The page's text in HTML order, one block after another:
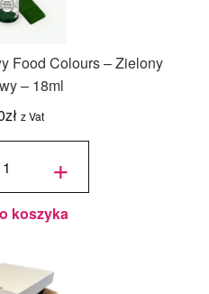
Food Colours – Zielony
– 18ml
zł z Vat
+
koszyka